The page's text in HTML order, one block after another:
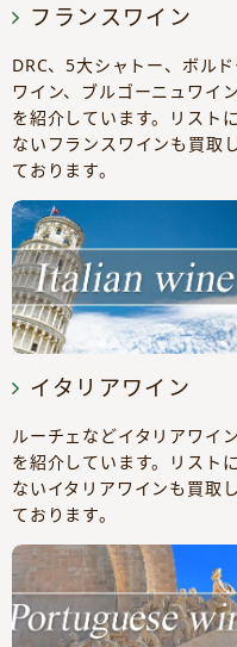
フランスワイン
DRC、5大シャトー、ボルド
ワイン、ブルゴーニュワイン
を紹介しています。リストに
ないフランスワインも買取
ております。
イタリアワイン
ルーチェなどイタリアワイン
を紹介しています。リストに
ないイタリアワインも買取し
ております。